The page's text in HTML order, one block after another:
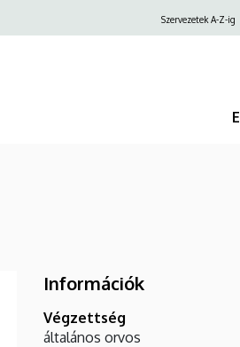
Szervezetek A-Z-ig
Információk
Végzettség
általános orvos